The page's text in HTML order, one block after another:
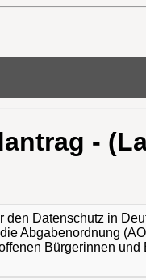
-
den Datenschutz in
Abgabenordnung
Bürgerinnen und